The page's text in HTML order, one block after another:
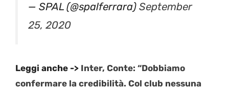
— SPAL (@spalferrara) September
25, 2020
Leggi anche -> Inter, Conte: “Dobbiamo
confermare la credibilità. Col club nessuna